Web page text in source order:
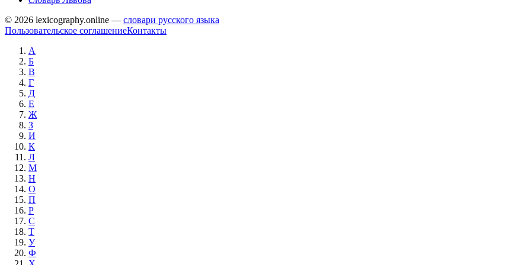
© 2026 lexicography.online — словари русского языка
Пользовательское соглашениеКонтакты
А
Б
В
Г
Д
Е
Ж
З
И
К
Л
М
Н
О
П
Р
С
Т
У
Ф